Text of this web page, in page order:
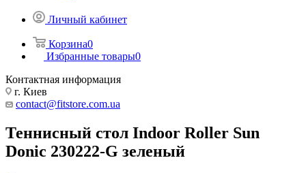
Личный кабинет
Корзина0
Избранные товары0
Контактная информация
г. Киев
contact@fitstore.com.ua
Теннисный стол Indoor Roller Sun
Donic 230222-G зеленый